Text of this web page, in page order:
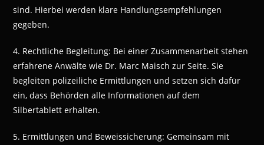
sind. Hierbei werden klare Handlungsempfehlungen
gegeben.
4. Rechtliche Begleitung: Bei einer Zusammenarbeit stehen
erfahrene Anwälte wie Dr. Marc Maisch zur Seite. Sie
begleiten polizeiliche Ermittlungen und setzen sich dafür
ein, dass Behörden alle Informationen auf dem
Silbertablett erhalten.
5. Ermittlungen und Beweissicherung: Gemeinsam mit